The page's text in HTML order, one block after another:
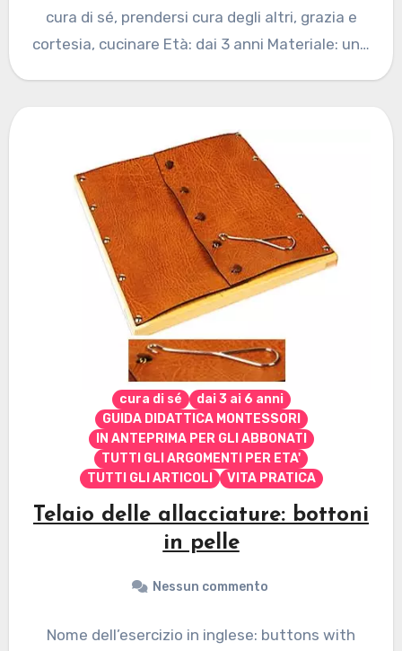
cura di sé, prendersi cura degli altri, grazia e
cortesia, cucinare Età: dai 3 anni Materiale: un…
cura di sé
dai 3 ai 6 anni
GUIDA DIDATTICA MONTESSORI
IN ANTEPRIMA PER GLI ABBONATI
TUTTI GLI ARGOMENTI PER ETA'
TUTTI GLI ARTICOLI
VITA PRATICA
Telaio delle allacciature: bottoni
in pelle
Nessun commento
Nome dell’esercizio in inglese: buttons with